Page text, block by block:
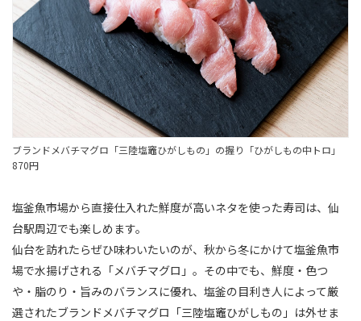
ブランドメバチマグロ「三陸塩竈ひがしもの」の握り「ひがしもの中トロ」
870円
塩釜魚市場から直接仕入れた鮮度が高いネタを使った寿司は、仙
台駅周辺でも楽しめます。
仙台を訪れたらぜひ味わいたいのが、秋から冬にかけて塩釜魚市
場で水揚げされる「メバチマグロ」。その中でも、鮮度・色つ
や・脂のり・旨みのバランスに優れ、塩釜の目利き人によって厳
選されたブランドメバチマグロ「三陸塩竈ひがしもの」は外せま